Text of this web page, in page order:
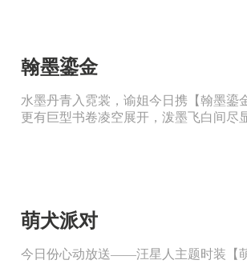
翰墨鎏金
水墨丹青入霓裳，谕姐今日携【翰墨鎏
更有巨型书卷凌空展开，泼墨飞白间尽
萌犬派对
今日份心动放送——汪星人主题时装【